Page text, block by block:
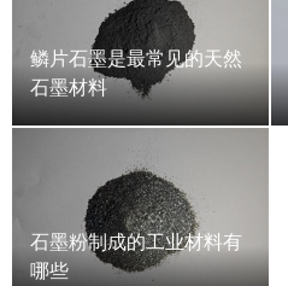
鳞片石墨是最常见的天然
石墨材料
石墨粉制成的工业材料有
哪些